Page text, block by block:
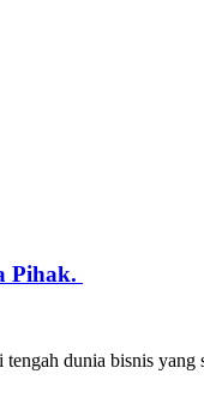
Pihak.
dunia bisnis yang